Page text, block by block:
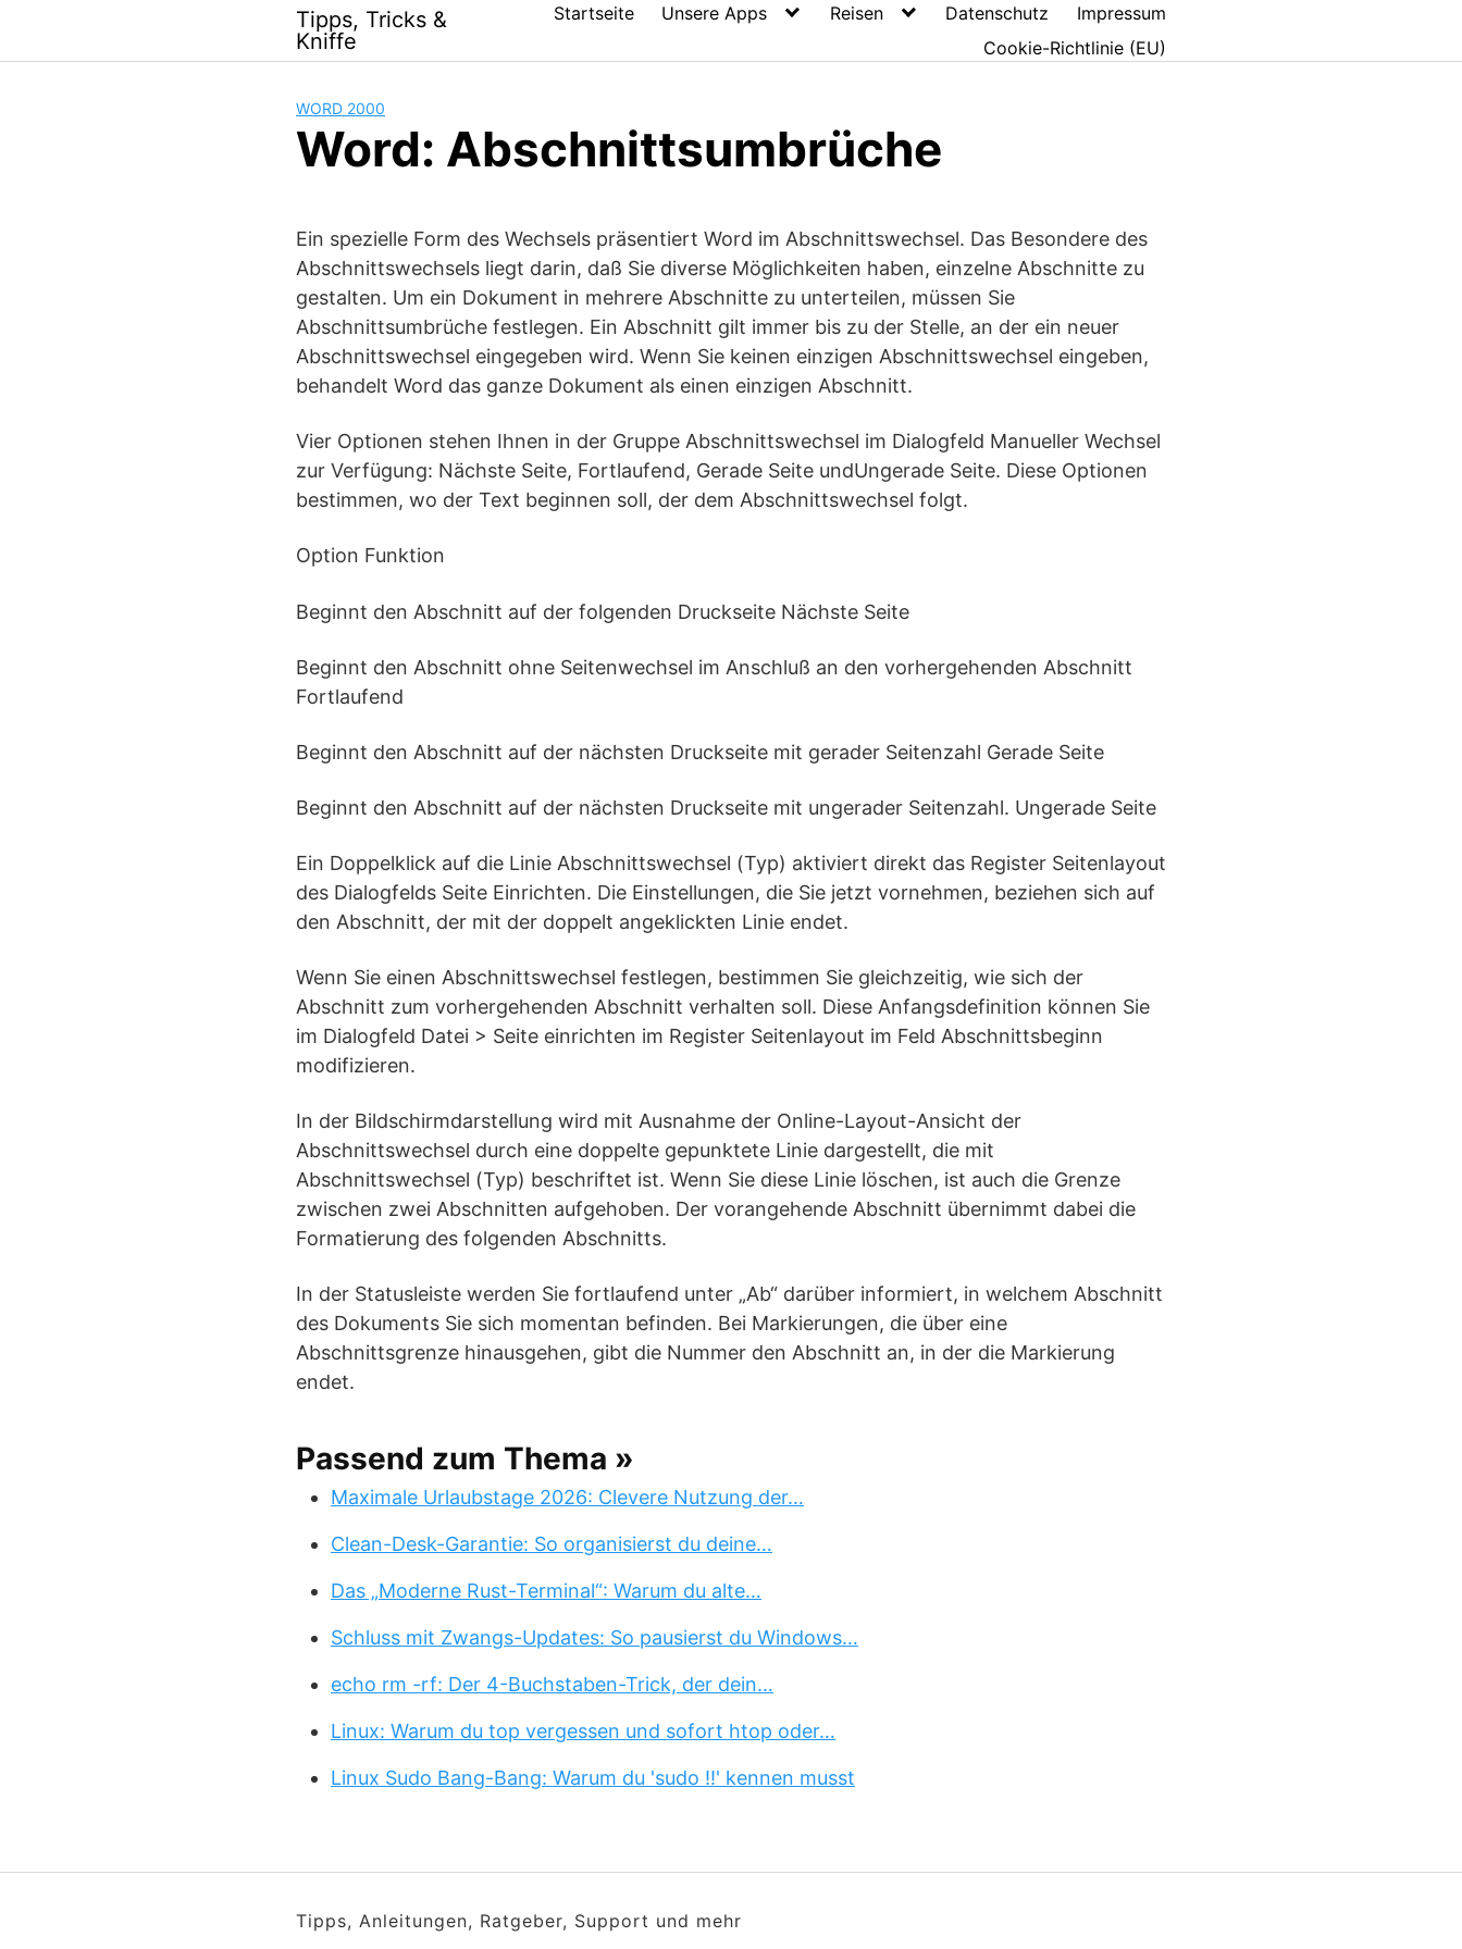
content
Tipps, Tricks &
Kniffe
Startseite Unsere Apps Reisen Datenschutz
Impressum
Cookie-Richtlinie (EU)
WORD 2000
Word: Abschnittsumbrüche
Ein spezielle Form des Wechsels präsentiert Word im Abschnittswechsel. Das Besondere des
Abschnittswechsels liegt darin, daß Sie diverse Möglichkeiten haben, einzelne Abschnitte zu
gestalten. Um ein Dokument in mehrere Abschnitte zu unterteilen, müssen Sie
Abschnittsumbrüche festlegen. Ein Abschnitt gilt immer bis zu der Stelle, an der ein neuer
Abschnittswechsel eingegeben wird. Wenn Sie keinen einzigen Abschnittswechsel eingeben,
behandelt Word das ganze Dokument als einen einzigen Abschnitt.
Vier Optionen stehen Ihnen in der Gruppe Abschnittswechsel im Dialogfeld Manueller Wechsel
zur Verfügung: Nächste Seite, Fortlaufend, Gerade Seite undUngerade Seite. Diese Optionen
bestimmen, wo der Text beginnen soll, der dem Abschnittswechsel folgt.
Option Funktion
Beginnt den Abschnitt auf der folgenden Druckseite Nächste Seite
Beginnt den Abschnitt ohne Seitenwechsel im Anschluß an den vorhergehenden Abschnitt
Fortlaufend
Beginnt den Abschnitt auf der nächsten Druckseite mit gerader Seitenzahl Gerade Seite
Beginnt den Abschnitt auf der nächsten Druckseite mit ungerader Seitenzahl. Ungerade Seite
Ein Doppelklick auf die Linie Abschnittswechsel (Typ) aktiviert direkt das Register Seitenlayout
des Dialogfelds Seite Einrichten. Die Einstellungen, die Sie jetzt vornehmen, beziehen sich auf
den Abschnitt, der mit der doppelt angeklickten Linie endet.
Wenn Sie einen Abschnittswechsel festlegen, bestimmen Sie gleichzeitig, wie sich der
Abschnitt zum vorhergehenden Abschnitt verhalten soll. Diese Anfangsdefinition können Sie
im Dialogfeld Datei > Seite einrichten im Register Seitenlayout im Feld Abschnittsbeginn
modifizieren.
In der Bildschirmdarstellung wird mit Ausnahme der Online-Layout-Ansicht der
Abschnittswechsel durch eine doppelte gepunktete Linie dargestellt, die mit
Abschnittswechsel (Typ) beschriftet ist. Wenn Sie diese Linie löschen, ist auch die Grenze
zwischen zwei Abschnitten aufgehoben. Der vorangehende Abschnitt übernimmt dabei die
Formatierung des folgenden Abschnitts.
In der Statusleiste werden Sie fortlaufend unter „Ab“ darüber informiert, in welchem Abschnitt
des Dokuments Sie sich momentan befinden. Bei Markierungen, die über eine
Abschnittsgrenze hinausgehen, gibt die Nummer den Abschnitt an, in der die Markierung
endet.
Passend zum Thema »
Maximale Urlaubstage 2026: Clevere Nutzung der…
Clean-Desk-Garantie: So organisierst du deine…
Das „Moderne Rust-Terminal“: Warum du alte…
Schluss mit Zwangs-Updates: So pausierst du Windows…
echo rm -rf: Der 4-Buchstaben-Trick, der dein…
Linux: Warum du top vergessen und sofort htop oder…
Linux Sudo Bang-Bang: Warum du 'sudo !!' kennen musst
Tipps, Anleitungen, Ratgeber, Support und mehr